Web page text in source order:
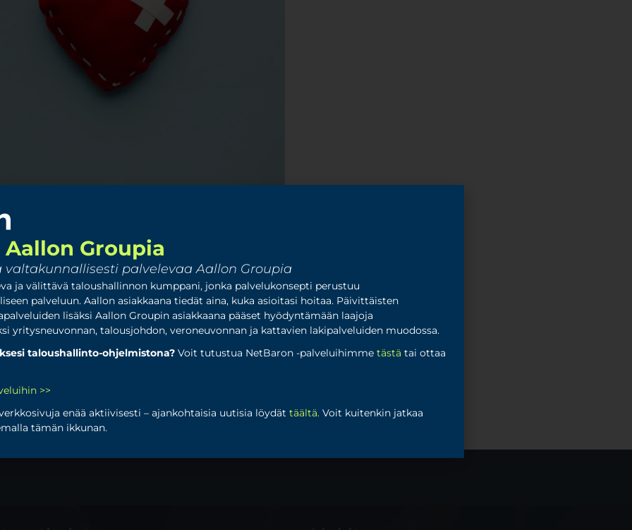
ohjeeseen on lisätty ja muutettu kohtia liittyen
mm. hammashoidon ja fysioterapian
löydät täältä. Verovapauden yleiset edellytykset:
on, että etu on koko henkilökunnan, tai työnantajan
kollektiivisuus), poislukien esim. ruuhka-apulaiset,
koeajalla työskentelevät, …Lue lisää
Groupia
valtakunnallisesti palvelevaa Aallon Groupia
ja välittävä taloushallinnon kumppani, jonka palvelukonsepti perustuu
palveluun. Aallon asiakkaana tiedät aina, kuka asioitasi hoitaa. Päivittäisten
lisäksi Aallon Groupin asiakkaana pääset hyödyntämään laajoja
yritysneuvonnan, talousjohdon, veroneuvonnan ja kattavien lakipalveluiden muodossa.
taloushallinto-ohjelmistona? Voit tutustua NetBaron -palveluihimme tästä tai ottaa
>>
enää aktiivisesti – ajankohtaisia uutisia löydät täältä. Voit kuitenkin jatkaa
tämän ikkunan.